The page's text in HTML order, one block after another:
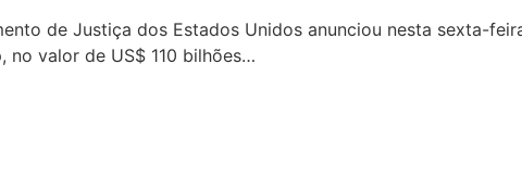
de Justiça dos Estados Unidos anunciou nesta sexta-
no valor de US$ 110 bilhões…